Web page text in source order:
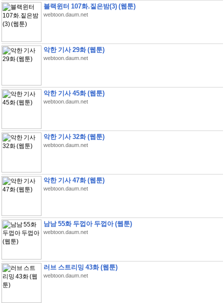
블랙윈터 107화.짙은밤(3) (웹툰)
webtoon.daum.net
악한 기사 29화 (웹툰)
webtoon.daum.net
악한 기사 45화 (웹툰)
webtoon.daum.net
악한 기사 32화 (웹툰)
webtoon.daum.net
악한 기사 47화 (웹툰)
webtoon.daum.net
남남 55화 두껍아 두껍아 (웹툰)
webtoon.daum.net
러브 스트리밍 43화 (웹툰)
webtoon.daum.net